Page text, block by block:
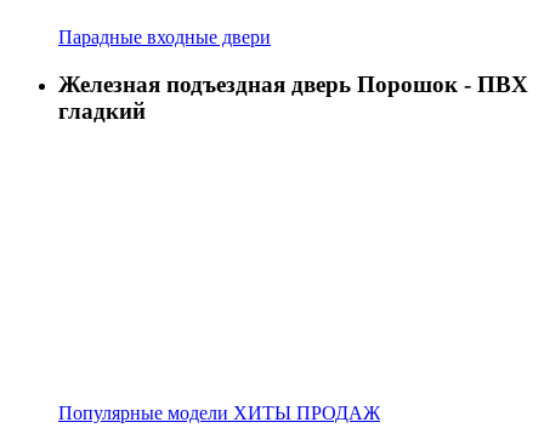
Парадные входные двери
Железная подъездная дверь Порошок - ПВХ
гладкий
Популярные модели ХИТЫ ПРОДАЖ